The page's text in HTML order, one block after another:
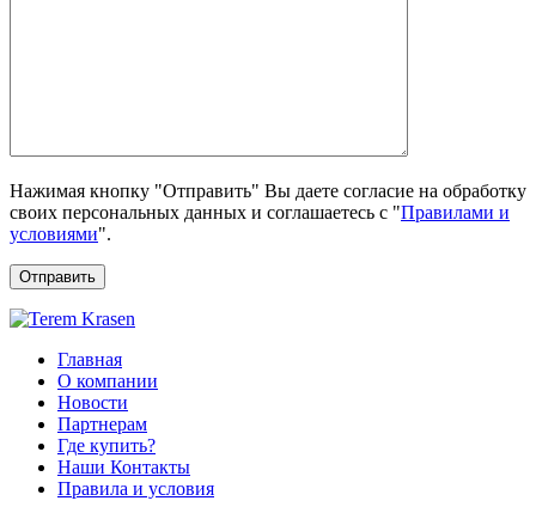
Нажимая кнопку "Отправить" Вы даете согласие на обработку
своих персональных данных и соглашаетесь с "Правилами и
условиями".
Отправить
Главная
О компании
Новости
Партнерам
Где купить?
Наши Контакты
Правила и условия